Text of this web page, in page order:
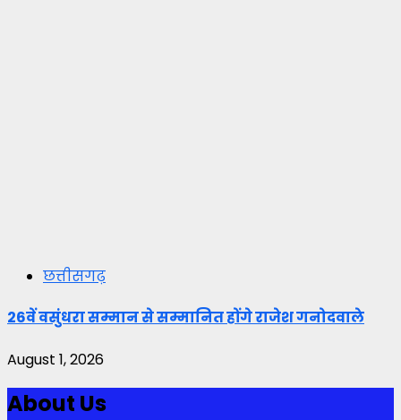
छत्तीसगढ़
26वें वसुंधरा सम्मान से सम्मानित होंगे राजेश गनोदवाले
August 1, 2026
About Us